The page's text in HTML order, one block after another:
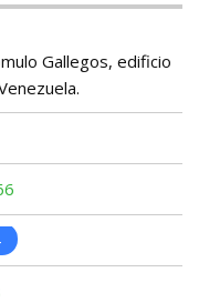
Gallegos, edificio